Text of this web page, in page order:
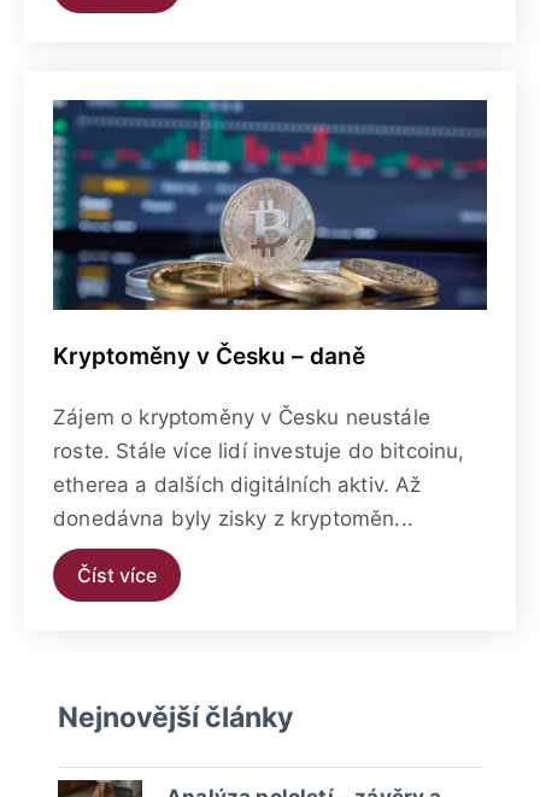
Kryptoměny v Česku – daně
Zájem o kryptoměny v Česku neustále
roste. Stále více lidí investuje do bitcoinu,
etherea a dalších digitálních aktiv. Až
donedávna byly zisky z kryptoměn...
Číst více
Nejnovější články